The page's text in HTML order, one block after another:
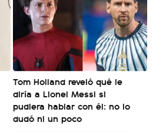
Tom Holland reveló qué le
diría a Lionel Messi si
pudiera hablar con él: no lo
dudó ni un poco